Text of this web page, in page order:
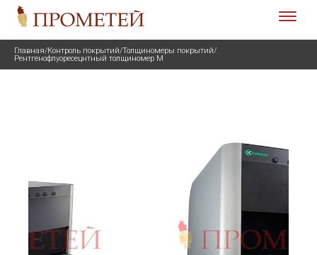
Главная/Контроль покрытий/Толщиномеры покрытий/
Рентгенофлуоресецнтный толщиномер M